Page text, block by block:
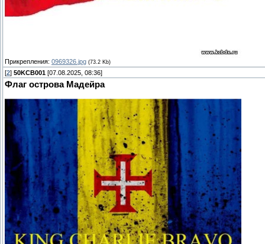
Прикрепления: 0969326.jpg (73.2 Kb)
[2] 50KCB001 [07.08.2025, 08:36]
Флаг острова Мадейра